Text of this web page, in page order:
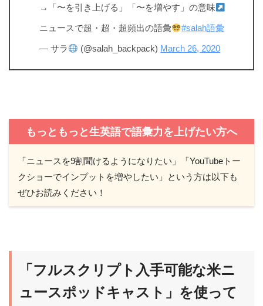
→「〜を引き上げる」「〜を増やす」の意味
ニュースで超・超・超頻出の語彙 #salah語彙
— サラ (@salah_backpack) March 26, 2020
もっともっと生英語で語彙力を上げたい方へ
「ニュースを9割聞けるようになりたい」「YouTubeトー
クショーでインプットを増やしたい」という方は以下も
ぜひお読みください！
「フルスクリプト入手可能な米ニ
ュースポッドキャスト」を使って